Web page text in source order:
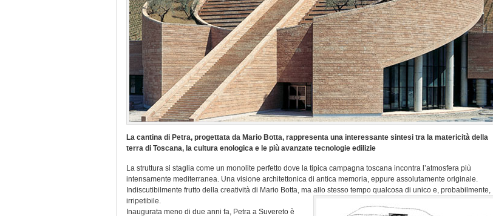
La cantina di Petra, progettata da Mario Botta, rappresenta una interessante sintesi tra la matericità della
terra di Toscana, la cultura enologica e le più avanzate tecnologie edilizie
La struttura si staglia come un monolite perfetto dove la tipica campagna toscana incontra l’atmosfera più
intensamente mediterranea. Una visione architettonica di antica memoria, eppure assolutamente originale.
Indiscutibilmente frutto della creatività di Mario Botta, ma allo stesso tempo qualcosa di unico e, probabilmente,
irripetibile.
Inaugurata meno di due anni fa, Petra a Suvereto è